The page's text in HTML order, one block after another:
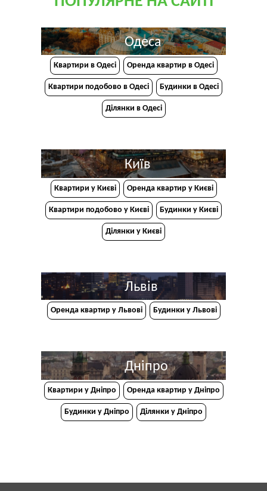
Одеса
Квартири в Одесі Оренда квартир в Одесі
Квартири подобово в Одесі Будинки в Одесі
Ділянки в Одесі
Київ
Квартири у Києві Оренда квартир у Києві
Квартири подобово у Києві Будинки у Києві
Ділянки у Києві
Львів
Оренда квартир у Львові Будинки у Львові
Дніпро
Квартири у Дніпрo Оренда квартир у Дніпро
Будинки у Дніпро Ділянки у Дніпро